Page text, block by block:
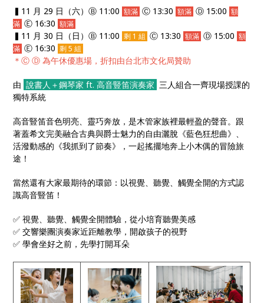
▍11 月 29 日（六）Ⓑ 11:00 額滿 Ⓒ 13:30 額滿 Ⓓ 15:00 額
滿 Ⓔ 16:30 額滿
▍11 月 30 日（日）Ⓑ 11:00 剩 1 組 Ⓒ 13:30 額滿 Ⓓ 15:00 額
滿 Ⓔ 16:30 剩 5 組
＊Ⓒ Ⓓ 為午休優惠場，折扣由台北市文化局贊助
由 說書人＋鋼琴家 ft. 高音豎笛演奏家 三人組合一齊現場授課的
獨特系統
高音豎笛音色明亮、靈巧奔放，是木管家族裡最輕盈的聲音。跟
著蓋希文完美融合古典與爵士魅力的自由灑脫《藍色狂想曲》、
活潑動感的《我抓到了節奏》，一起搖擺地奔上小木偶的冒險旅
途！
當然還有大家最期待的環節：以視覺、聽覺、觸覺全開的方式認
識高音豎笛！
✅ 視覺、聽覺、觸覺全開體驗，從小培育聽覺美感
✅ 交響樂團演奏家近距離教學，開啟孩子的視野
✅ 學會坐好之前，先學打開耳朵